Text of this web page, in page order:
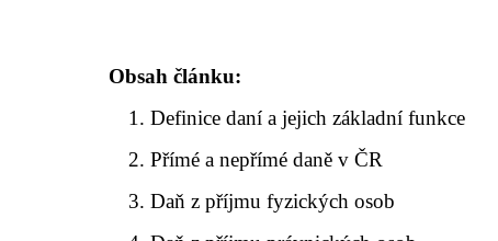
Obsah článku:
Definice daní a jejich základní funkce
Přímé a nepřímé daně v ČR
Daň z příjmu fyzických osob